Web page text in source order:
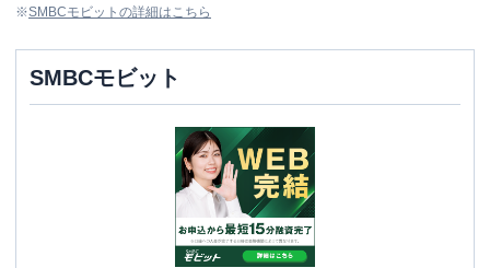
※SMBCモビット の詳細はこちら
SMBCモビット